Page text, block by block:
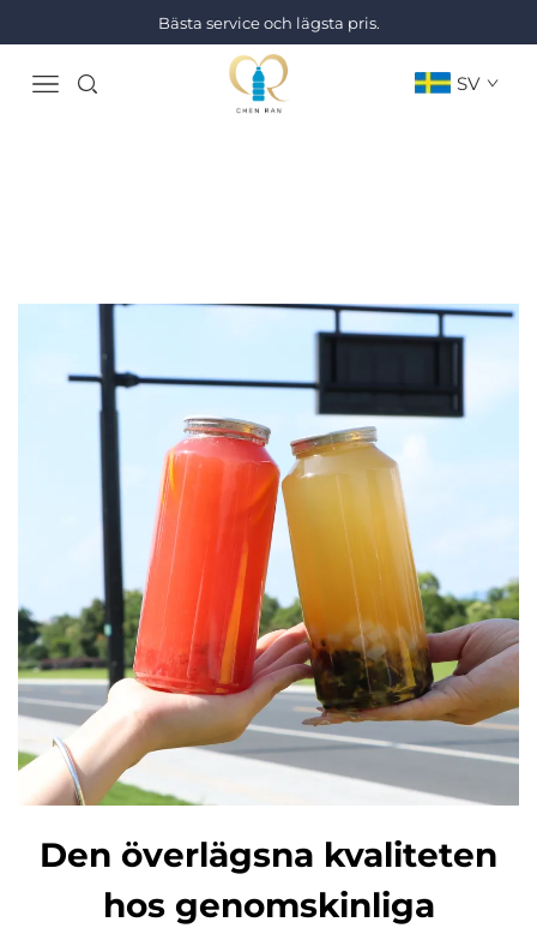
Bästa service och lägsta pris.
SV
Den överlägsna kvaliteten
hos genomskinliga